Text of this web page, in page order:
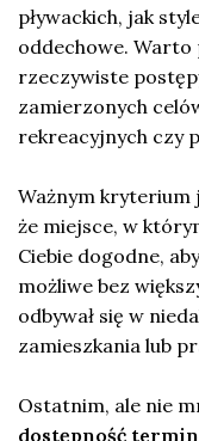
pływackich, jak
oddechowe.
rzeczywiste
zamierzonych
rekreacyjnych czy
Ważnym kryterium
że miejsce, w
Ciebie dogodne,
możliwe bez
odbywał się w
zamieszkania lub
Ostatnim, ale nie
dostępność